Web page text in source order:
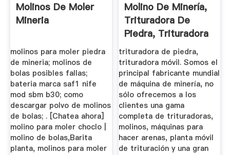
Molinos De Moler
Mineria
molinos para moler piedra
de mineria; molinos de
bolas posibles fallas;
bateria marca saf1 nife
mod sbm b30; como
descargar polvo de molinos
de bolas; . [Chatea ahora]
molino para moler choclo |
molino de bolas,Barita
planta, molinos para moler
Molino De Minería,
Trituradora De
Piedra, Trituradora
Móvil
trituradora de piedra,
trituradora móvil. Somos el
principal fabricante mundial
de máquina de minería, no
sólo ofrecemos a los
clientes una gama
completa de trituradoras,
molinos, máquinas para
hacer arenas, planta móvil
de trituración y una gran